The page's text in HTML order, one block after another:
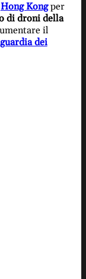
Hong Kongper
di droni della
il
dei